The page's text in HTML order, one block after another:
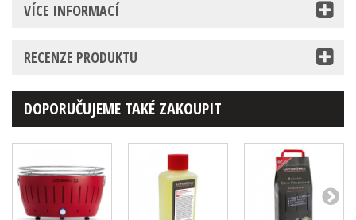
VÍCE INFORMACÍ
RECENZE PRODUKTU
DOPORUČUJEME TAKÉ ZAKOUPIT